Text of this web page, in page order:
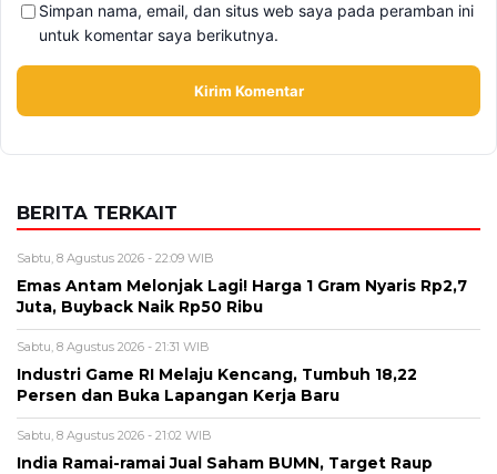
Simpan nama, email, dan situs web saya pada peramban ini
untuk komentar saya berikutnya.
BERITA TERKAIT
Sabtu, 8 Agustus 2026 - 22:09 WIB
Emas Antam Melonjak Lagi! Harga 1 Gram Nyaris Rp2,7
Juta, Buyback Naik Rp50 Ribu
Sabtu, 8 Agustus 2026 - 21:31 WIB
Industri Game RI Melaju Kencang, Tumbuh 18,22
Persen dan Buka Lapangan Kerja Baru
Sabtu, 8 Agustus 2026 - 21:02 WIB
India Ramai-ramai Jual Saham BUMN, Target Raup